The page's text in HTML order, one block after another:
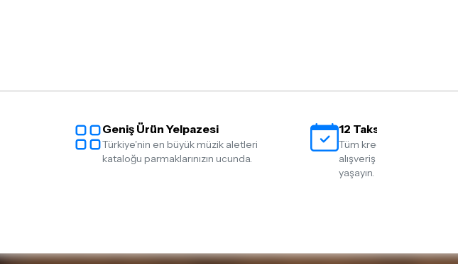
Geniş Ürün Yelpazesi
Türkiye'nin en büyük müzik aletleri
kataloğu parmaklarınızın ucunda.
12 Taksit İmkanı
Tüm kredi kartlarına 12
alışveriş yapmanın
yaşayın.